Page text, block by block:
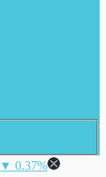
▼ 0.37%